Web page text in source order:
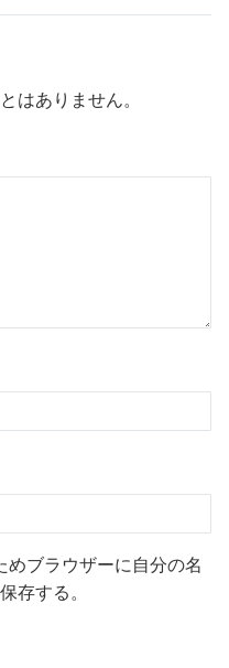
はありません。
めブラウザーに自分の名
存する。